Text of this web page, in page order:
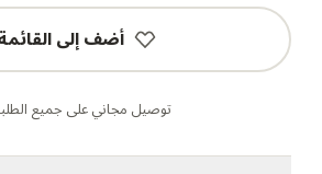
أضف إلى
توصيل مجاني على جميع